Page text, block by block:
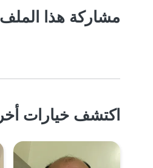
مشاركة هذا
اكتشف خيارات